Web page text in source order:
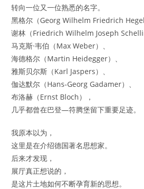
转向一位又一位熟悉的名字。
黑格尔（Georg Wilhelm Friedrich Hegel
谢林（Friedrich Wilhelm Joseph
马克斯·韦伯（Max Weber）、
海德格尔（Martin Heidegger）、
雅斯贝尔斯（Karl Jaspers）、
伽达默尔（Hans-Georg Gadamer）、
布洛赫（Ernst Bloch），
几乎都曾在巴登—符腾堡留下重要足迹。
我原本以为，
这里是在介绍德国著名思想家。
后来才发现，
展厅真正想说的，
是这片土地如何不断孕育新的思想。